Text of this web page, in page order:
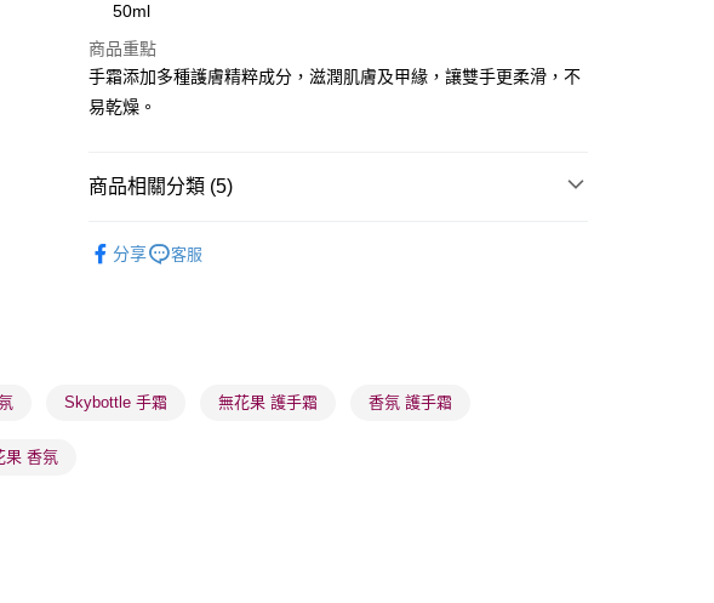
BoC Pay
順豐自助櫃 - 確認發貨後1-3個工作天送達
50ml
商品重點
手霜添加多種護膚精粹成分，滋潤肌膚及甲緣，讓雙手更柔滑，不
易乾燥。
商品相關分類 (5)
莎莎獨家品牌✨ 全部產品
分享 客服
Skybottle 手霜 無花果 護手霜 香氛 護手霜
果 香氛